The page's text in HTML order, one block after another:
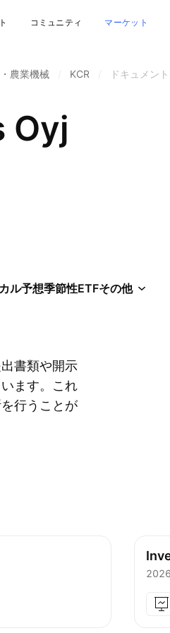
コミュニティ マーケット
農業機械 KCR ドキュメント
Oyj
ル予想季節性ETFその他
書類や開示
ます。これ
行うことが